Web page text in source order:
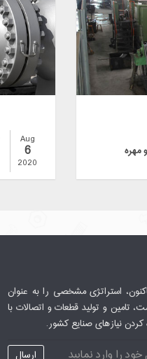
Aug
6
2020
مهره
استراتژی مشخصی را به عنوان
تامین و تولید قطعات و اتصالات با
نیازهای صنایع کشور.